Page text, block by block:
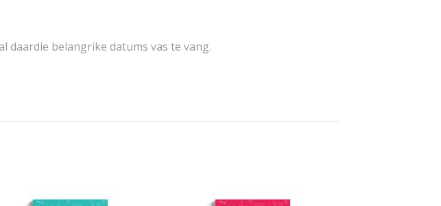
daardie belangrike datums vas te vang.